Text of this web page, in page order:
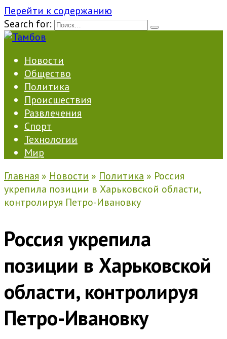
Перейти к содержанию
Search for:
Новости
Общество
Политика
Происшествия
Развлечения
Спорт
Технологии
Мир
Главная » Новости » Политика » Россия
укрепила позиции в Харьковской области,
контролируя Петро-Ивановку
Россия укрепила
позиции в Харьковской
области, контролируя
Петро-Ивановку